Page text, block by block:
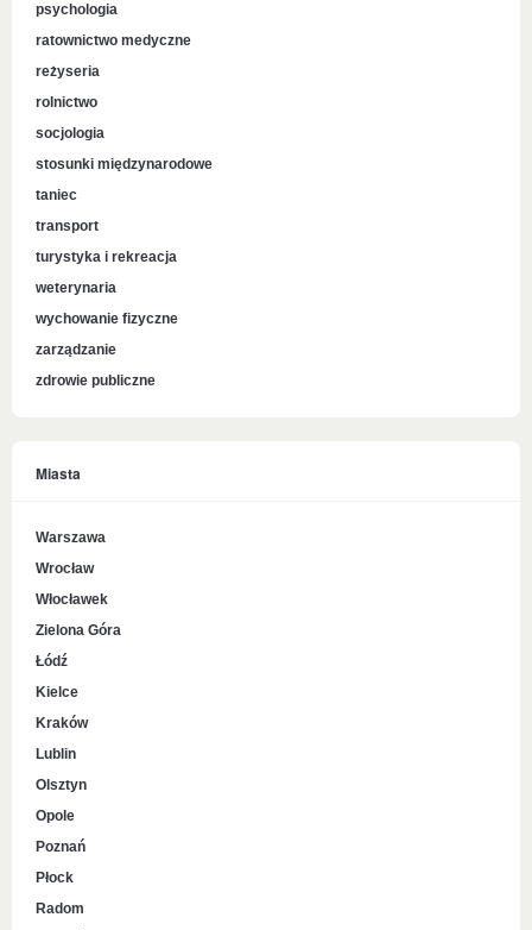
psychologia
ratownictwo medyczne
reżyseria
rolnictwo
socjologia
stosunki międzynarodowe
taniec
transport
turystyka i rekreacja
weterynaria
wychowanie fizyczne
zarządzanie
zdrowie publiczne
Miasta
Warszawa
Wrocław
Włocławek
Zielona Góra
Łódź
Kielce
Kraków
Lublin
Olsztyn
Opole
Poznań
Płock
Radom